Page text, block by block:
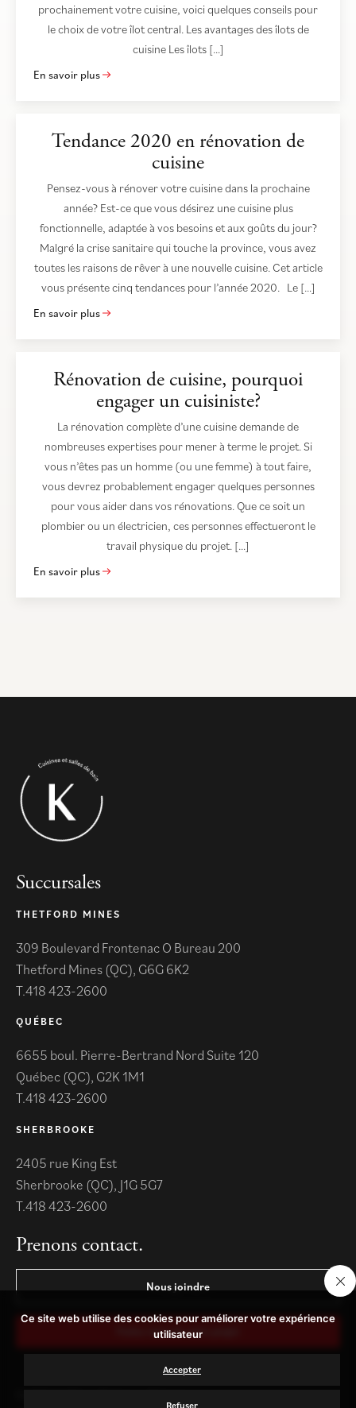
prochainement votre cuisine, voici quelques conseils pour
le choix de votre îlot central. Les avantages des îlots de
cuisine Les îlots […]
En savoir plus
Tendance 2020 en rénovation de
cuisine
Pensez-vous à rénover votre cuisine dans la prochaine
année? Est-ce que vous désirez une cuisine plus
fonctionnelle, adaptée à vos besoins et aux goûts du jour?
Malgré la crise sanitaire qui touche la province, vous avez
toutes les raisons de rêver à une nouvelle cuisine. Cet article
vous présente cinq tendances pour l’année 2020. Le […]
En savoir plus
Rénovation de cuisine, pourquoi
engager un cuisiniste?
La rénovation complète d’une cuisine demande de
nombreuses expertises pour mener à terme le projet. Si
vous n’êtes pas un homme (ou une femme) à tout faire,
vous devrez probablement engager quelques personnes
pour vous aider dans vos rénovations. Que ce soit un
plombier ou un électricien, ces personnes effectueront le
travail physique du projet. […]
En savoir plus
Succursales
THETFORD MINES
309 Boulevard Frontenac O Bureau 200
Thetford Mines (QC), G6G 6K2
418 423-2600
QUÉBEC
6655 boul. Pierre-Bertrand Nord Suite 120
Québec (QC), G2K 1M1
418 423-2600
SHERBROOKE
2405 rue King Est
Sherbrooke (QC), J1G 5G7
418 423-2600
Prenons contact.
Nous joindre
Parlez-nous de votre projet
Ce site web utilise des cookies pour améliorer votre expérience
utilisateur
Accepter
Refuser